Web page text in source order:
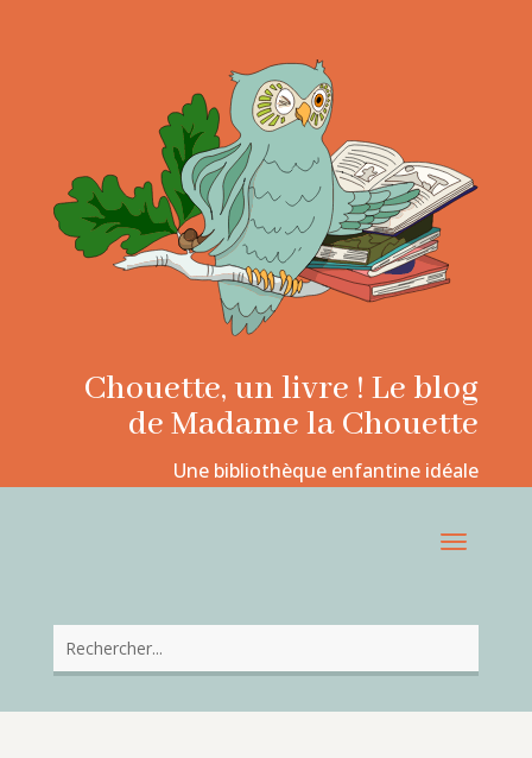
Chouette, un livre ! Le blog
de Madame la Chouette
Une bibliothèque enfantine idéale